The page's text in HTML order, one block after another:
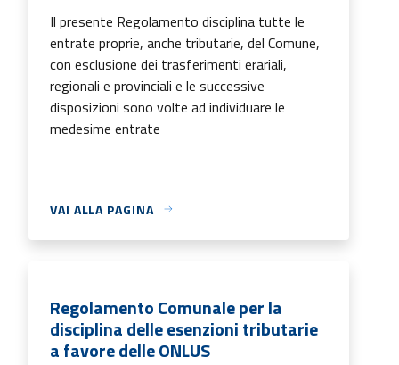
Il presente Regolamento disciplina tutte le
entrate proprie, anche tributarie, del Comune,
con esclusione dei trasferimenti erariali,
regionali e provinciali e le successive
disposizioni sono volte ad individuare le
medesime entrate
VAI ALLA PAGINA
Regolamento Comunale per la
disciplina delle esenzioni tributarie
a favore delle ONLUS